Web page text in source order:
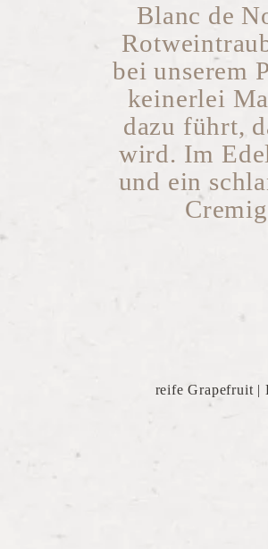
Blanc de
bei unserem
keinerlei
dazu führt,
wird. Im
und ein
reife Grapefruit |